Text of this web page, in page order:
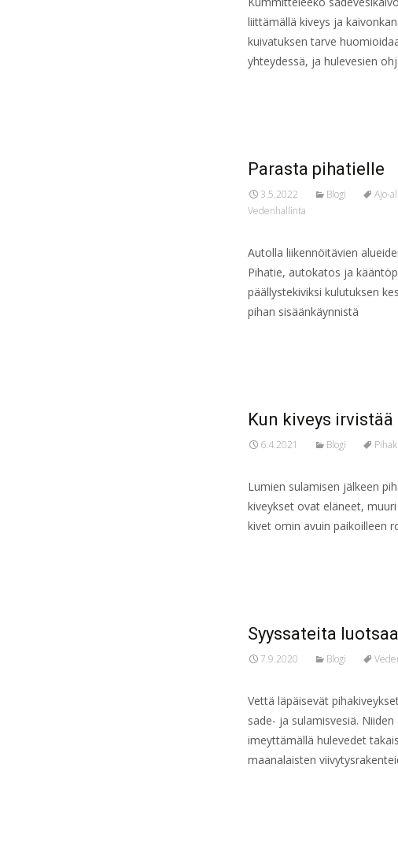
liittämällä kiveys ja
kuivatuksen tarve
yhteydessä, ja hulevesien
Parasta pihatielle
3.5.2022 Blogi Ajo-
Vedenhallinta
Autolla liikennöitävien
Pihatie, autokatos ja
päällystekiviksi kulutuksen
pihan sisäänkäynnistä
Kun kiveys irvistää
6.4.2021 Blogi
Lumien sulamisen jälkeen
kiveykset ovat eläneet,
kivet omin avuin paikoilleen
Syyssateita
7.9.2020 Blogi
Vettä läpäisevät
sade- ja sulamisvesiä.
imeyttämällä hulevedet
maanalaisten